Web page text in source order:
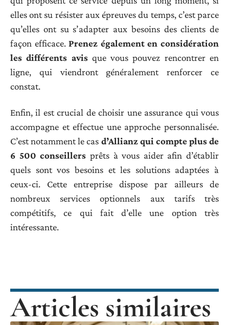
elles ont su résister aux épreuves du temps, c’est parce
qu’elles ont su s’adapter aux besoins des clients de
façon efficace.Prenez également en considération
les différents avisque vous pouvez rencontrer en
ligne, qui viendront généralement renforcer ce
constat.
Enfin, il est crucial de choisir une assurance qui vous
accompagne et effectue une approche personnalisée.
C’est notamment le cas d’Allianz qui compte plus de
6 500 conseillers prêts à vous aider afin d’établir
quels sont vos besoins et les solutions adaptées à
ceux-ci. Cette entreprise dispose par ailleurs de
nombreux services optionnels aux tarifs très
compétitifs, ce qui fait d’elle une option très
intéressante.
Articles similaires